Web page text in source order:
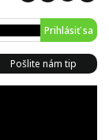
Prihlásiť sa
Pošlite nám tip